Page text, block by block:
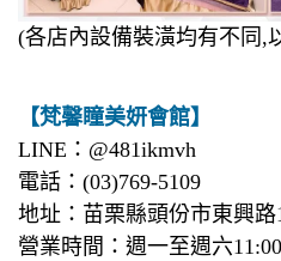
(各店內設備裝潢均有不同,
【梵馨瞳美妍會館】
LINE：@481ikmvh
電話：(03)769-5109
地址：苗栗縣頭份市東興路
營業時間：週一至週六